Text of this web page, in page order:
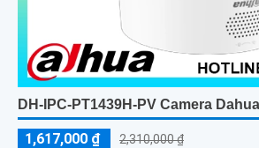
DH-IPC-PT1439H-PV Camera
1,617,000 ₫ 2,310,000 ₫